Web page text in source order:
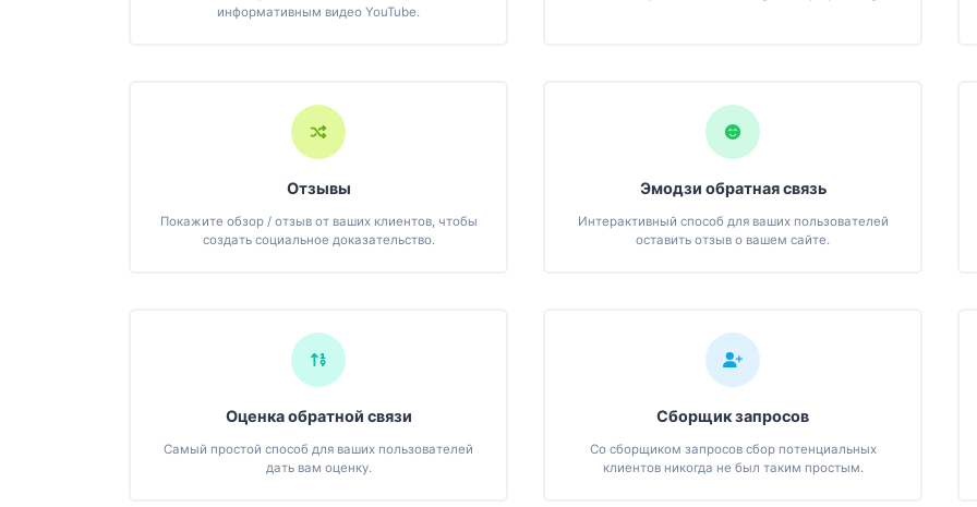
информативным видео YouTube.
Отзывы
Покажите обзор / отзыв от ваших клиентов, чтобы
создать социальное доказательство.
Эмодзи обратная связь
Интерактивный способ для ваших пользователей
оставить отзыв о вашем сайте.
Оценка обратной связи
Самый простой способ для ваших пользователей
дать вам оценку.
Сборщик запросов
Со сборщиком запросов сбор потенциальных
клиентов никогда не был таким простым.